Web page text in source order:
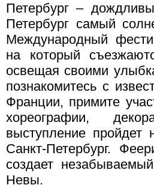
Петербург –
Петербург самый
Международный
на который
освещая своими
познакомитесь с
Франции, примите
хореографии,
выступление
Санкт-Петербург.
создает
Невы.